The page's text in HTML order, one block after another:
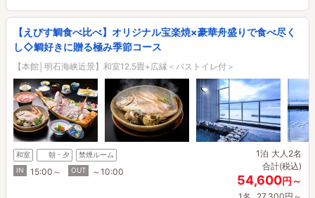
【えびす鯛食べ比べ】オリジナル宝楽焼×豪華舟盛りで食べ尽く
し◇鯛好きに贈る極み季節コース
【本館│明石海峡近景】和室12.5畳+広縁＜バストイレ付＞
和室 朝・夕
禁煙ルーム
IN
15:00～ OUT ～10:00
1泊 大人2名
合計(税込)
54,600円～